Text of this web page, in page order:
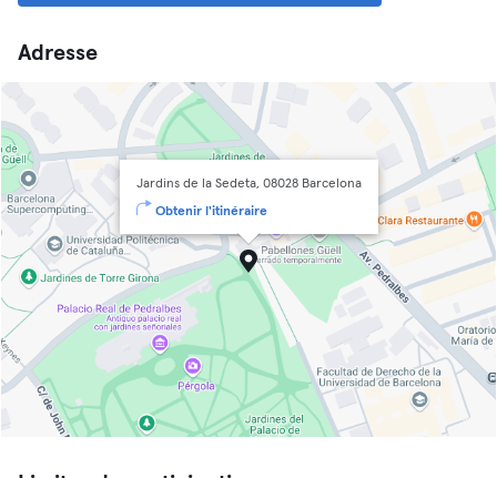
Adresse
Jardins de la Sedeta, 08028 Barcelona
Obtenir l'itinéraire